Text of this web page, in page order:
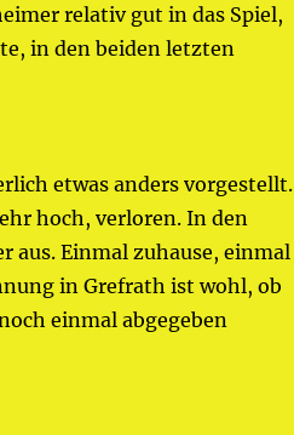
relativ gut in das Spiel,
in den beiden letzten
etwas anders vorgestellt.
hoch, verloren. In den
aus. Einmal zuhause, einmal
in Grefrath ist wohl, ob
einmal abgegeben